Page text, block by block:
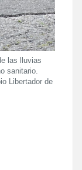
las lluvias
sanitario.
Libertador de